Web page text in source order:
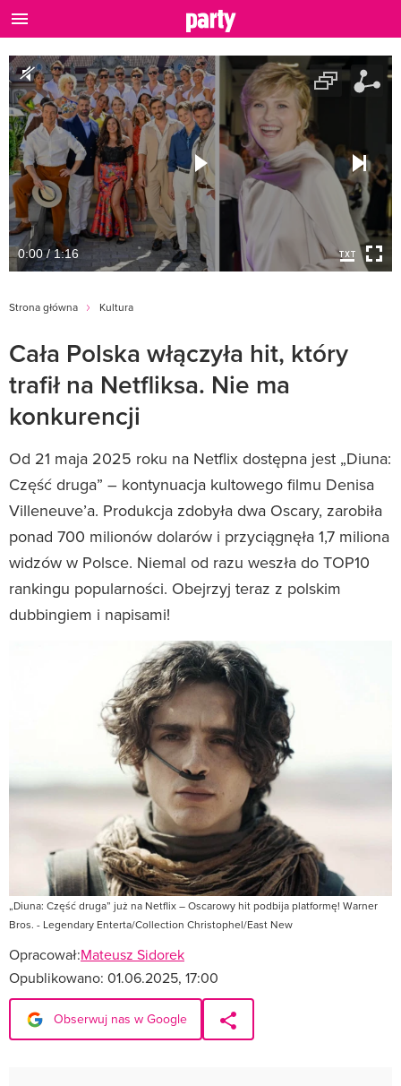
0:00 / 1:16
Strona główna Kultura
Cała Polska włączyła hit, który
trafił na Netfliksa. Nie ma
konkurencji
Od 21 maja 2025 roku na Netflix dostępna jest „Diuna:
Część druga” – kontynuacja kultowego filmu Denisa
Villeneuve’a. Produkcja zdobyła dwa Oscary, zarobiła
ponad 700 milionów dolarów i przyciągnęła 1,7 miliona
widzów w Polsce. Niemal od razu weszła do TOP10
rankingu popularności. Obejrzyj teraz z polskim
dubbingiem i napisami!
„Diuna: Część druga” już na Netflix – Oscarowy hit podbija platformę! Warner
Bros. - Legendary Enterta/Collection Christophel/East New
Opracował:Mateusz Sidorek
Opublikowano: 01.06.2025, 17:00
Obserwuj nas w Google